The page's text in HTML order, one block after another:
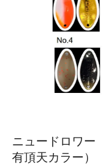
ニュードロワ
有頂天カラー）